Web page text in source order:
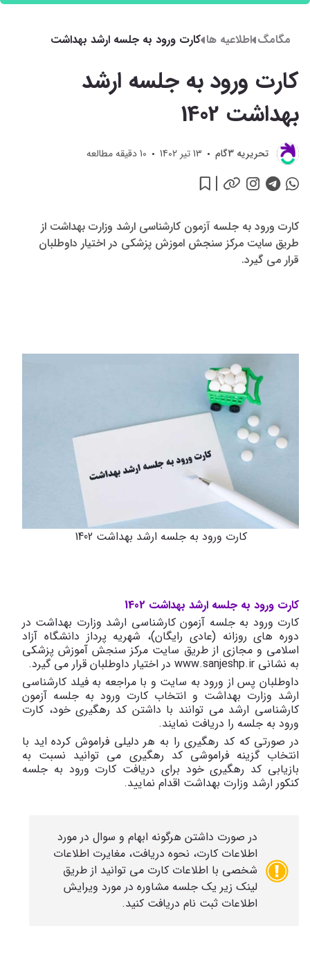
مگامگ اطلاعیه ها کارت ورود به جلسه ارشد بهداشت
کارت ورود به جلسه ارشد
بهداشت 1402
تحريريه 3گام 13 تیر 1402 10دقیقه مطالعه
کارت ورود به جلسه آزمون کارشناسی ارشد وزارت بهداشت از
طریق سایت مرکز سنجش اموزش پزشکی در اختیار داوطلبان
قرار می گیرد.
کارت ورود به جلسه ارشد بهداشت 1402
کارت ورود به جلسه ارشد بهداشت 1402
کارت ورود به جلسه آزمون کارشناسی ارشد وزارت بهداشت در
دوره های روزانه (عادی رایگان)، شهریه پرداز دانشگاه آزاد
اسلامی و مجازی از طریق سایت مرکز سنجش آموزش پزشکی
به نشانی www.sanjeshp.ir در اختیار داوطلبان قرار می گیرد.
داوطلبان پس از ورود به سایت و با مراجعه به فیلد کارشناسی
ارشد وزارت بهداشت و انتخاب کارت ورود به جلسه آزمون
کارشناسی ارشد می توانند با داشتن کد رهگیری خود، کارت
ورود به جلسه را دریافت نمایند.
در صورتی که کد رهگیری را به هر دلیلی فراموش کرده اید با
انتخاب گزینه فراموشی کد رهگیری می توانید نسبت به
بازیابی کد رهگیری خود برای دریافت کارت ورود به جلسه
کنکور ارشد وزارت بهداشت اقدام نمایید.
در صورت داشتن هرگونه ابهام و سوال در مورد
اطلاعات کارت، نحوه دریافت، مغایرت اطلاعات
شخصی با اطلاعات کارت می توانید از طریق
لینک زیر یک جلسه مشاوره در مورد ویرایش
اطلاعات ثبت نام دریافت کنید.